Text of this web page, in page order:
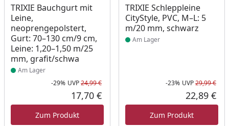
TRIXIE Bauchgurt mit
Leine,
neoprengepolstert,
Gurt: 70–130 cm/9 cm,
Leine: 1,20–1,50 m/25
mm, grafit/schwa
Produkt am Lager
Am Lager
Rabatt in Prozent
-29%
Ursprünglicher Preis
UVP24,99 €
Aktueller Preis
17,70 €
Zum Produkt
TRIXIE Schleppleine
CityStyle, PVC, M–L: 5
m/20 mm, schwarz
Produkt am Lager
Am Lager
-23% UVP29,99 €
22,89 €
Zum Produkt